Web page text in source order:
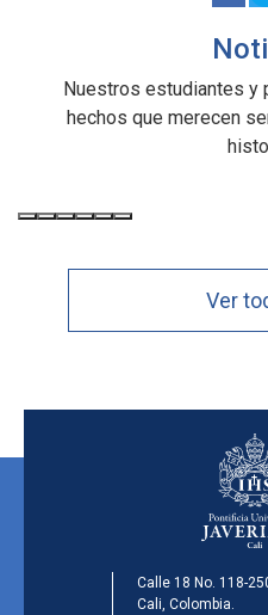
Nuestros estudiantes
hechos que merecen
Ver
Calle 18 No. 118-
Cali, Colombia.